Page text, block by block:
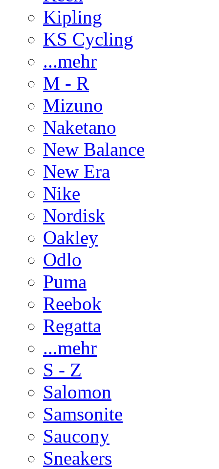
Kipling
KS Cycling
...mehr
M - R
Mizuno
Naketano
New Balance
New Era
Nike
Nordisk
Oakley
Odlo
Puma
Reebok
Regatta
...mehr
S - Z
Salomon
Samsonite
Saucony
Sneakers